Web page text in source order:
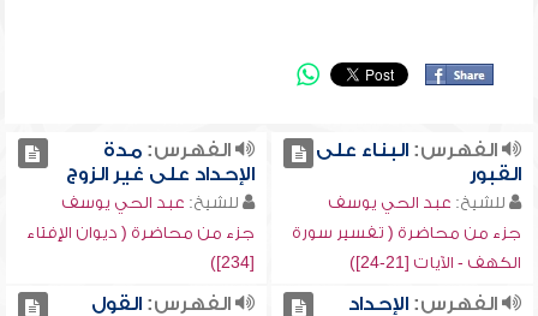
الفهرس:البناء على
القبور
للشيخ: عبد الحي يوسف
جزء من محاضرة ( تفسير سورة
الكهف - الآيات [21-24])
الفهرس:مدة
الإحداد على غير الزوج
للشيخ: عبد الحي يوسف
جزء من محاضرة ( ديوان الإفتاء
[234])
الفهرس:الإحداد
الفهرس:القول